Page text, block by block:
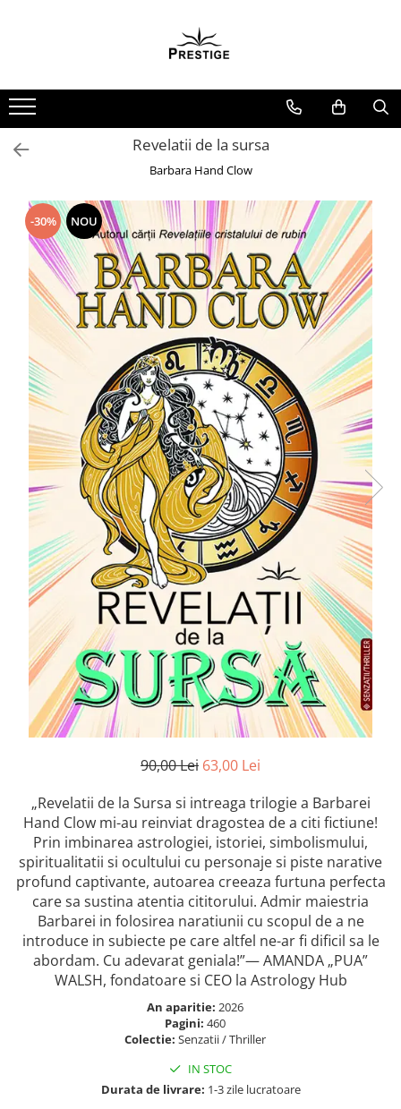
Noutati
Promotii
Pachete Speciale Carti
Spiritualitate - Ezoterism
Arte Divinatorii
Astrologie
Chiromantie
Dezvoltare Spirituala
KidConnection
Minte Corp
New Illuminati Files
Numerologie
Paranormal
Parapsihologie
Ramtha
ReConnect
Religie
Crestinism
ScienceConnection
SelfConnect
SelfHealing
Vindecare Spirituala
Sanatate
Masaj
MedConnect
Medicina & Farmacie
Medicina Pentru Toti
SealfHealing
Sport
Starea de bine
Biografii, Memorii, Jurnale
Revelatii de la sursa
Barbara Hand Clow
-30% NOU
90,00 Lei 63,00 Lei
„Revelatii de la Sursa si intreaga trilogie a Barbarei
Hand Clow mi-au reinviat dragostea de a citi fictiune!
Prin imbinarea astrologiei, istoriei, simbolismului,
spiritualitatii si ocultului cu personaje si piste narative
profund captivante, autoarea creeaza furtuna perfecta
care sa sustina atentia cititorului. Admir maiestria
Barbarei in folosirea naratiunii cu scopul de a ne
introduce in subiecte pe care altfel ne-ar fi dificil sa le
abordam. Cu adevarat geniala!”— AMANDA „PUA”
WALSH, fondatoare si CEO la Astrology Hub
An aparitie: 2026
Pagini: 460
Colectie: Senzatii / Thriller
IN STOC
Durata de livrare: 1-3 zile lucratoare